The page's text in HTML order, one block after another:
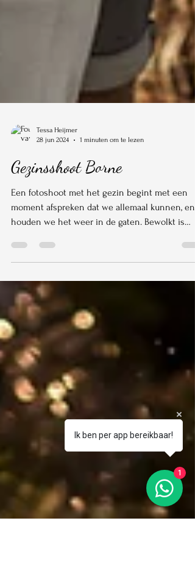
28 jun 2024
1 minuten om te lezen
Gezinsshoot Borne
Een fotoshoot met het gezin begint met een
prima,...
Ik ben per app bereikbaar!
1